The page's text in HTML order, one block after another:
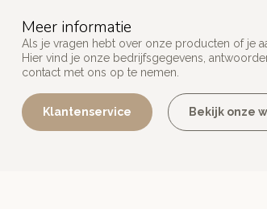
Meer informatie
Als je vragen hebt over onze producten of je
Hier vind je onze bedrijfsgegevens,
contact met ons op te nemen.
Klantenservice Bekijk onze